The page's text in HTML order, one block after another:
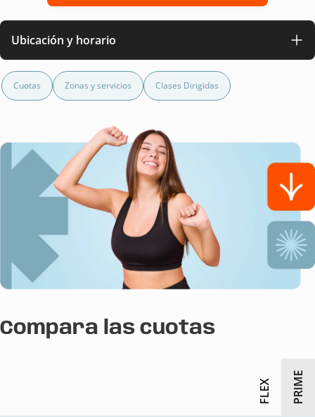
Ubicación y horario
Cuotas Zonas y servicios Clases Dirigidas
Compara las cuotas
FLEX PRIME